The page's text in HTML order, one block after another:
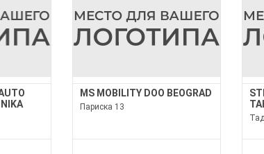
MS MOBILITY DOO BEOGRAD
Париска 13